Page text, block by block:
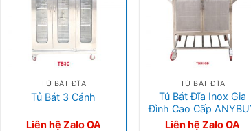
TỦ BÁT ĐĨA
Tủ Bát 3 Cánh
Liên hệ Zalo OA
TỦ BÁT ĐĨA
Tủ Bát Đĩa Inox Gia
Đình Cao Cấp
Liên hệ Zalo OA